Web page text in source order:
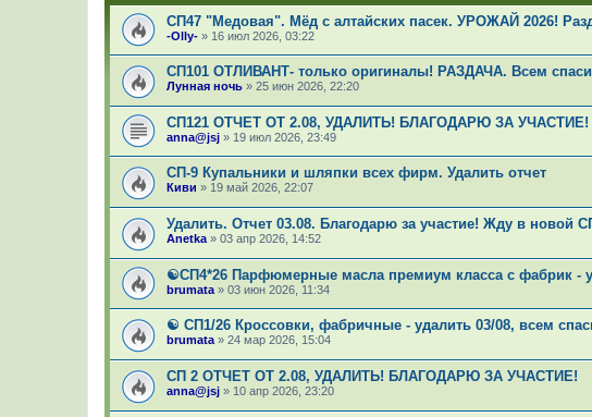
СП47 "Медовая". Мёд с алтайских пасек. УРОЖАЙ 2026!
-Olly- » 16 июл 2026, 03:22
СП101 ОТЛИВАНТ- только оригиналы! РАЗДАЧА. Всем
Лунная ночь » 25 июн 2026, 22:20
СП121 ОТЧЕТ ОТ 2.08, УДАЛИТЬ! БЛАГОДАРЮ ЗА УЧАСТИЕ!
anna@jsj » 19 июл 2026, 23:49
СП-9 Купальники и шляпки всех фирм. Удалить отчет
Киви » 19 май 2026, 22:07
Удалить. Отчет 03.08. Благодарю за участие! Жду в новой
Anetka » 03 апр 2026, 14:52
☯СП4*26 Парфюмерные масла премиум класса с фабрик -
brumata » 03 июн 2026, 11:34
☯ СП1/26 Кроссовки, фабричные - удалить 03/08, всем
brumata » 24 мар 2026, 15:04
СП 2 ОТЧЕТ ОТ 2.08, УДАЛИТЬ! БЛАГОДАРЮ ЗА УЧАСТИЕ!
anna@jsj » 10 апр 2026, 23:20